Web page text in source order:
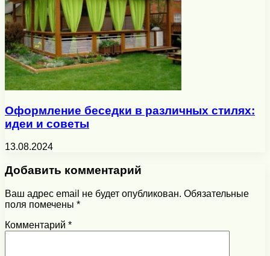
Оформление беседки в различных стилях:
идеи и советы
13.08.2024
Добавить комментарий
Ваш адрес email не будет опубликован. Обязательные
поля помечены *
Комментарий *